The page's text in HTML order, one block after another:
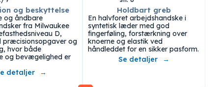
og beskyttelse
og åndbare
fra Milwaukee
D,
præcisionsopgaver og
hvor både
og bevægelighed er
detaljer
Holdbart greb
En halvforet arbejdshandske i
syntetisk læder med god
fingerføling, forstærkning over
knoerne og elastik ved
håndleddet for en sikker pasform.
Se detaljer